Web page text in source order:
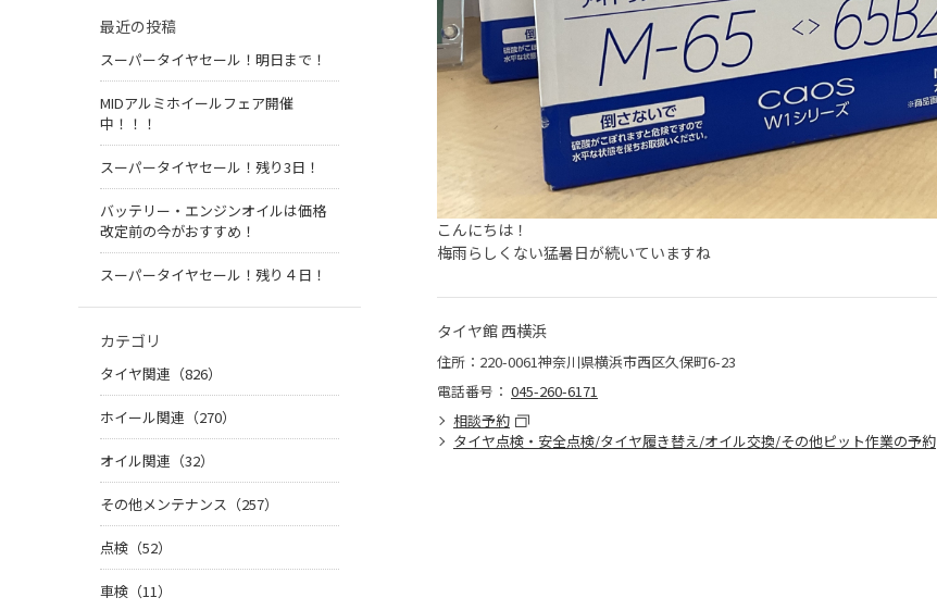
こんにちは！
梅雨らしくない猛暑日が続いていますね
タイヤ館 西横浜
住所：220-0061神奈川県横浜市西区久保町6-23
電話番号： 045-260-6171
相談予約
タイヤ点検・安全点検/タイヤ履き替え/オイル交換/その他ピット作業の予約
最近の投稿
スーパータイヤセール！明日まで！
MIDアルミホイールフェア開催
中！！！
スーパータイヤセール！残り3日！
バッテリー・エンジンオイルは価格
改定前の今がおすすめ！
スーパータイヤセール！残り４日！
カテゴリ
タイヤ関連（826）
ホイール関連（270）
オイル関連（32）
その他メンテナンス（257）
点検（52）
車検（11）